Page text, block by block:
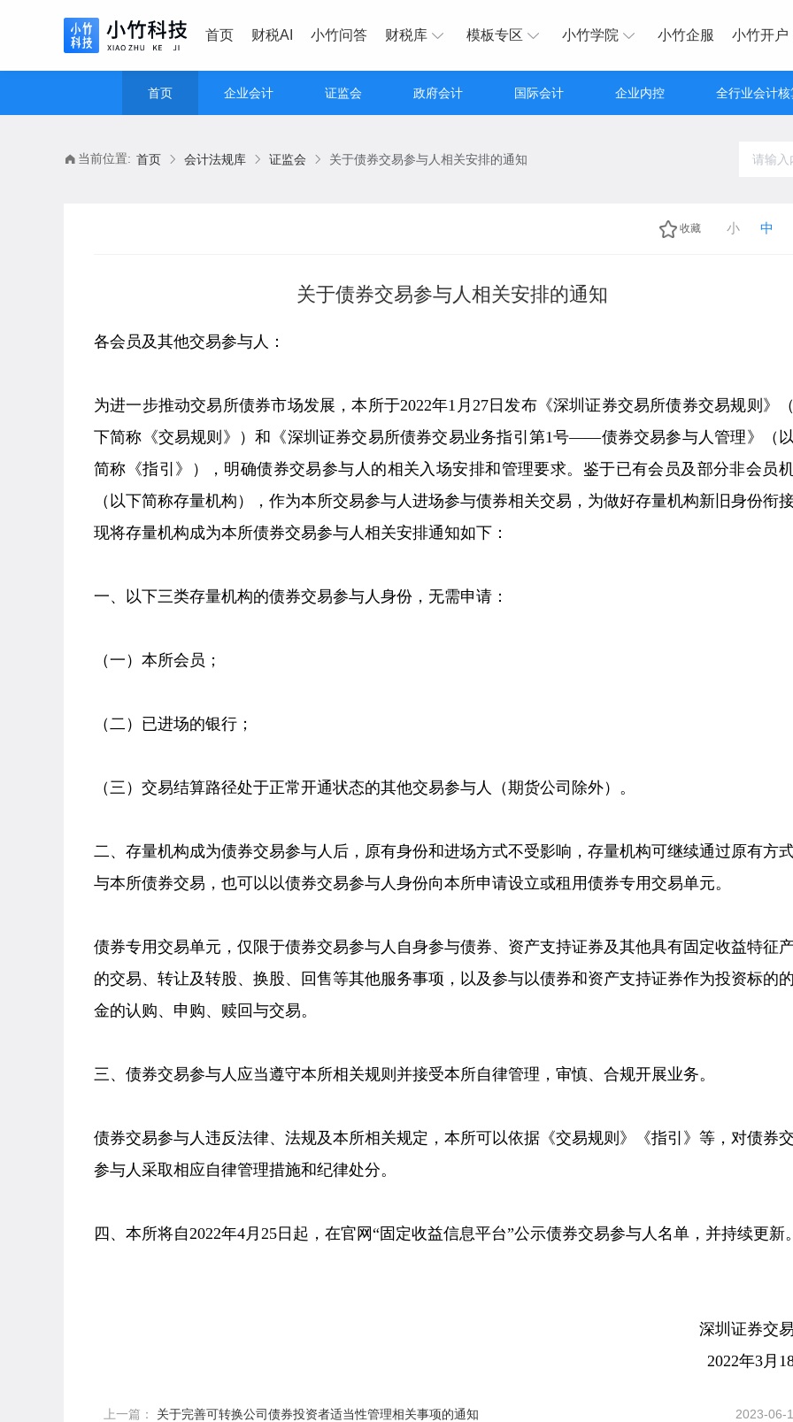
首页 财税AI 小竹问答 财税库 模板专区 小竹学院 小竹企服 小竹开户
首页 企业会计 证监会 政府会计 国际会计 企业内控 全行业会计核
当前位置: 首页 会计法规库 证监会 关于债券交易参与人相关安排的通知
收藏 小 中
关于债券交易参与人相关安排的通知
各会员及其他交易参与人：
为进一步推动交易所债券市场发展，本所于2022年1月27日发布《深圳证券交易所债券交易规则》
下简称《交易规则》）和《深圳证券交易所债券交易业务指引第1号——债券交易参与人管理》（
简称《指引》），明确债券交易参与人的相关入场安排和管理要求。鉴于已有会员及部分非会员
（以下简称存量机构），作为本所交易参与人进场参与债券相关交易，为做好存量机构新旧身份衔接
现将存量机构成为本所债券交易参与人相关安排通知如下：
一、以下三类存量机构的债券交易参与人身份，无需申请：
（一）本所会员；
（二）已进场的银行；
（三）交易结算路径处于正常开通状态的其他交易参与人（期货公司除外）。
二、存量机构成为债券交易参与人后，原有身份和进场方式不受影响，存量机构可继续通过原有方
与本所债券交易，也可以以债券交易参与人身份向本所申请设立或租用债券专用交易单元。
债券专用交易单元，仅限于债券交易参与人自身参与债券、资产支持证券及其他具有固定收益特征
的交易、转让及转股、换股、回售等其他服务事项，以及参与以债券和资产支持证券作为投资标的
金的认购、申购、赎回与交易。
三、债券交易参与人应当遵守本所相关规则并接受本所自律管理，审慎、合规开展业务。
债券交易参与人违反法律、法规及本所相关规定，本所可以依据《交易规则》《指引》等，对债券
参与人采取相应自律管理措施和纪律处分。
四、本所将自2022年4月25日起，在官网“固定收益信息平台”公示债券交易参与人名单，并持续更新。
深圳证券交
2022年3月
上一篇： 关于完善可转换公司债券投资者适当性管理相关事项的通知
2023-06-